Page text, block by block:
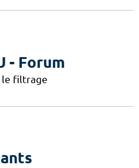
- Forum
le filtrage